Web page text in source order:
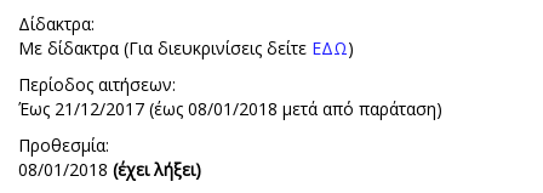
Δίδακτρα:
Με δίδακτρα (Για διευκρινίσεις δείτε ΕΔΩ)
Περίοδος αιτήσεων:
Έως 21/12/2017 (έως 08/01/2018 μετά από παράταση)
Προθεσμία:
08/01/2018 (έχει λήξει)